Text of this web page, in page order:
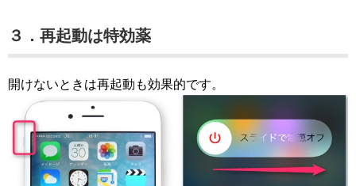
３．再起動は特効薬
開けないときは再起動も効果的です。